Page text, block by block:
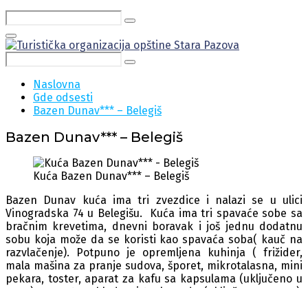
Search
for:
Search
Primary
Menu
Search
for:
Search
Naslovna
Gde odsesti
Bazen Dunav*** – Belegiš
Bazen Dunav*** – Belegiš
Kuća Bazen Dunav*** – Belegiš
Bazen Dunav kuća ima tri zvezdice i nalazi se u ulici
Vinogradska 74 u Belegišu. Kuća ima tri spavaće sobe sa
bračnim krevetima, dnevni boravak i još jednu dodatnu
sobu koja može da se koristi kao spavaća soba( kauč na
razvlačenje). Potpuno je opremljena kuhinja ( frižider,
mala mašina za pranje sudova, šporet, mikrotalasna, mini
pekara, toster, aparat za kafu sa kapsulama (uključeno u